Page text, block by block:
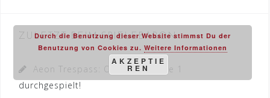
ZULETZT BEIM SPIELEBARON:
Aeon Trespass: Odyssey – Cycle 1
durchgespielt!
Durch die Benutzung dieser Website stimmst Du der
Benutzung von Cookies zu.Weitere Informationen
AKZEPTIE
REN